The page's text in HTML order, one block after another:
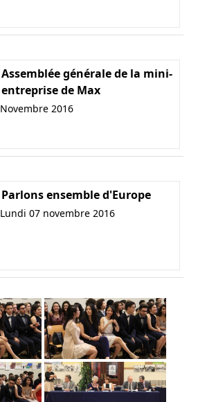
Assemblée générale de la mini-
entreprise de Max
Novembre 2016
Parlons ensemble d'Europe
Lundi 07 novembre 2016